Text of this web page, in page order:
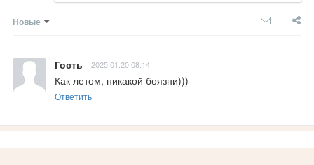
Новые
Гость 2025.01.20 08:14
Как летом, никакой боязни)))
Ответить